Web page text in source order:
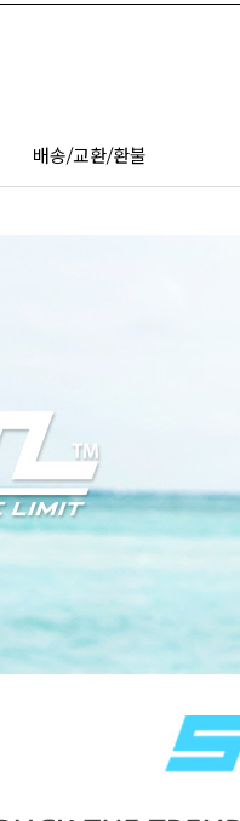
배송/교환/환불